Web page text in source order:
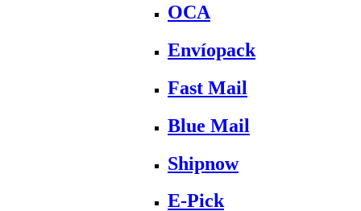
OCA
Envíopack
Fast Mail
Blue Mail
Shipnow
E-Pick